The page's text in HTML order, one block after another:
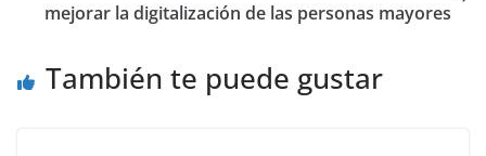
mejorar la digitalización de las personas mayores
También te puede gustar